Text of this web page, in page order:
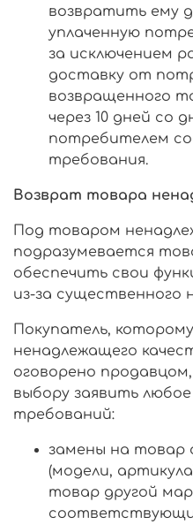
возвратить ему
уплаченную
за исключением
доставку от
возвращенного
через 10 дней со
потребителем
требования.
Возврат товара
Под товаром
подразумевается
обеспечить свои
из-за существенного
Покупатель,
ненадлежащего
оговорено
выбору заявить
требований:
замены на товар
(модели,
товар другой